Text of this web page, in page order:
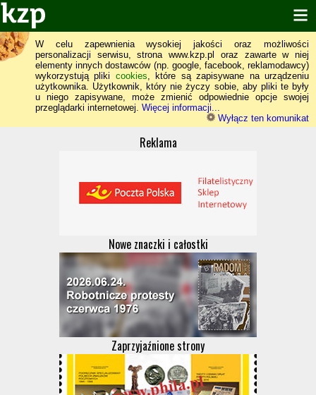
W celu zapewnienia wysokiej jakości oraz możliwości
personalizacji serwisu, strona www.kzp.pl oraz zawarte w niej
elementy innych dostawców (np. google, facebook, reklamodawcy)
wykorzystują pliki cookies, które są zapisywane na urządzeniu
użytkownika. Użytkownik, który nie życzy sobie, aby pliki te były
u niego zapisywane, może zmienić odpowiednie opcje swojej
przeglądarki internetowej. Więcej informacji...
Wyłącz ten komunikat
Reklama
Nowe znaczki i całostki
Zaprzyjaźnione strony